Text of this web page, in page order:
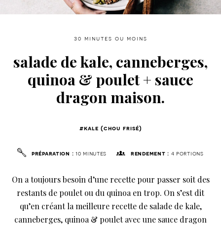
30 minutes ou moins
salade de kale, canneberges,
quinoa & poulet + sauce
dragon maison.
#kale (chou frisé)
préparation : 10 minutes rendement : 4 portions
On a toujours besoin d’une recette pour passer soit des
restants de poulet ou du quinoa en trop. On s’est dit
qu’en créant la meilleure recette de salade de kale,
canneberges, quinoa & poulet avec une sauce dragon